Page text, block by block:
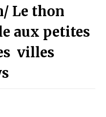
du M’zab
Le thon
aux petites
villes